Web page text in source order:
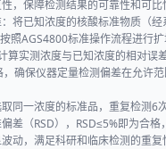
，保障检测结果的可靠性和可比
将已知浓度的核酸标准物质（
照AGS4800标准操作流程进行扩
算实测浓度与已知浓度的相对误
确保仪器定量检测偏差在允许
同一浓度的标准品，重复检测6
差（RSD），RSD≤5%即为合
动，满足科研和临床检测的重复